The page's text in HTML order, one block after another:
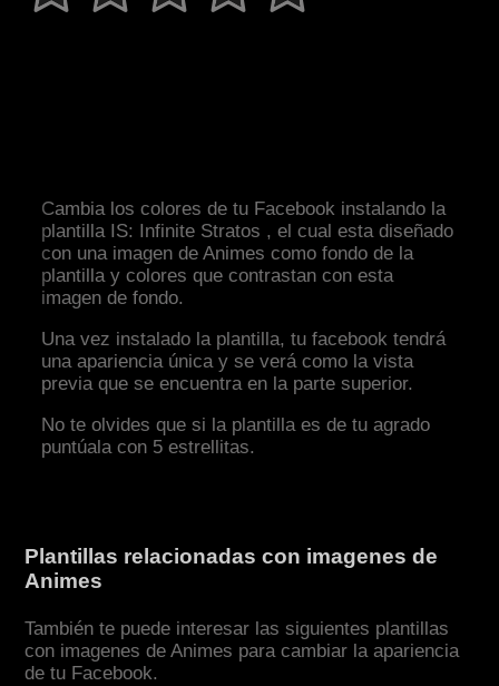
Cambia los colores de tu Facebook instalando la
plantilla IS: Infinite Stratos , el cual esta diseñado
con una imagen de Animes como fondo de la
plantilla y colores que contrastan con esta
imagen de fondo.
Una vez instalado la plantilla, tu facebook tendrá
una apariencia única y se verá como la vista
previa que se encuentra en la parte superior.
No te olvides que si la plantilla es de tu agrado
puntúala con 5 estrellitas.
Plantillas relacionadas con imagenes de
Animes
También te puede interesar las siguientes plantillas
con imagenes de Animes para cambiar la apariencia
de tu Facebook.